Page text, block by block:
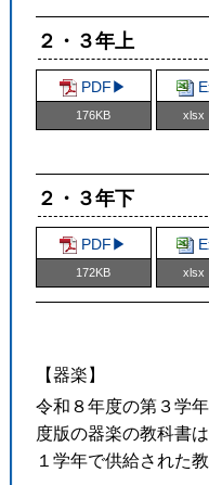
２・３年上
PDF▶︎
176KB xlsx
２・３年下
PDF▶︎
172KB xlsx
【器楽】
令和８年度の第３学
度版の器楽の教科書
１学年で供給された